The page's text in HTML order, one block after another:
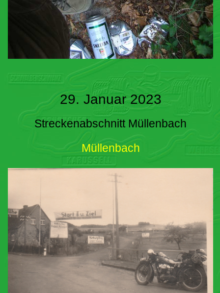
29. Januar 2023
Streckenabschnitt Müllenbach
Müllenbach